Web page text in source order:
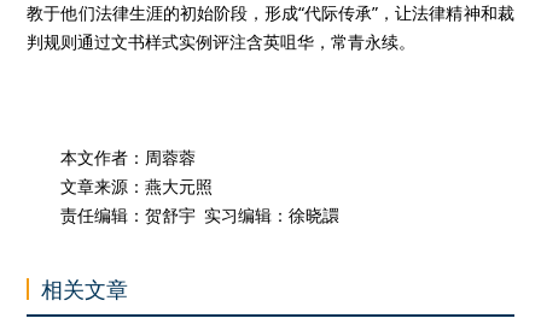
教于他们法律生涯的初始阶段，形成“代际传承”，让法律精神和裁
判规则通过文书样式实例评注含英咀华，常青永续。
本文作者：周蓉蓉
文章来源：燕大元照
责任编辑：贺舒宇 实习编辑：徐晓譞
相关文章